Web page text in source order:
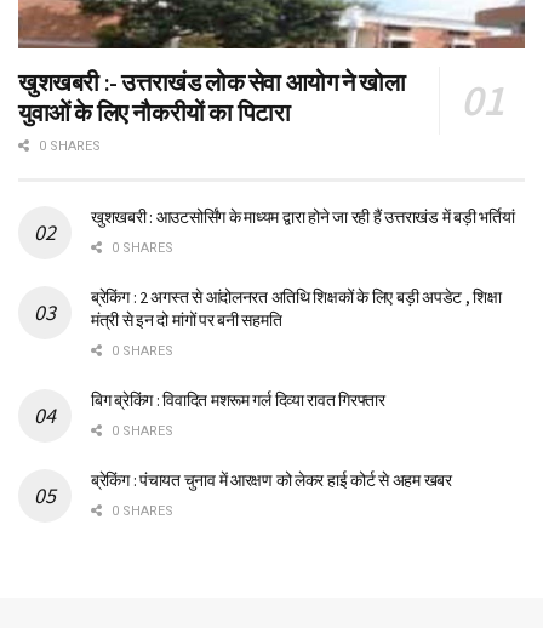
खुशखबरी :- उत्तराखंड लोक सेवा आयोग ने खोला
युवाओं के लिए नौकरीयों का पिटारा
0 SHARES
खुशखबरी : आउटसोर्सिंग के माध्यम द्वारा होने जा रही हैं उत्तराखंड में बड़ी भर्तियां
0 SHARES
ब्रेकिंग : 2 अगस्त से आंदोलनरत अतिथि शिक्षकों के लिए बड़ी अपडेट , शिक्षा
मंत्री से इन दो मांगों पर बनी सहमति
0 SHARES
बिग ब्रेकिंग : विवादित मशरूम गर्ल दिव्या रावत गिरफ्तार
0 SHARES
ब्रेकिंग : पंचायत चुनाव में आरक्षण को लेकर हाई कोर्ट से अहम खबर
0 SHARES